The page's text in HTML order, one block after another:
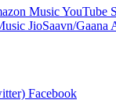
MusicYouTube
JioSaavn/Gaana
Facebook